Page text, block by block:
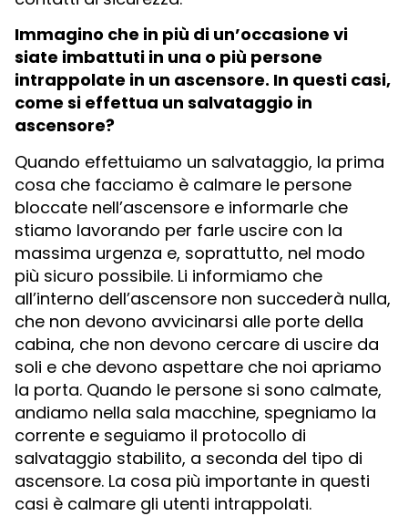
Immagino che in più di un’occasione vi
siate imbattuti in una o più persone
intrappolate in un ascensore. In questi casi,
come si effettua un salvataggio in
ascensore?
Quando effettuiamo un salvataggio, la prima
cosa che facciamo è calmare le persone
bloccate nell’ascensore e informarle che
stiamo lavorando per farle uscire con la
massima urgenza e, soprattutto, nel modo
più sicuro possibile. Li informiamo che
all’interno dell’ascensore non succederà nulla,
che non devono avvicinarsi alle porte della
cabina, che non devono cercare di uscire da
soli e che devono aspettare che noi apriamo
la porta. Quando le persone si sono calmate,
andiamo nella sala macchine, spegniamo la
corrente e seguiamo il protocollo di
salvataggio stabilito, a seconda del tipo di
ascensore. La cosa più importante in questi
casi è calmare gli utenti intrappolati.